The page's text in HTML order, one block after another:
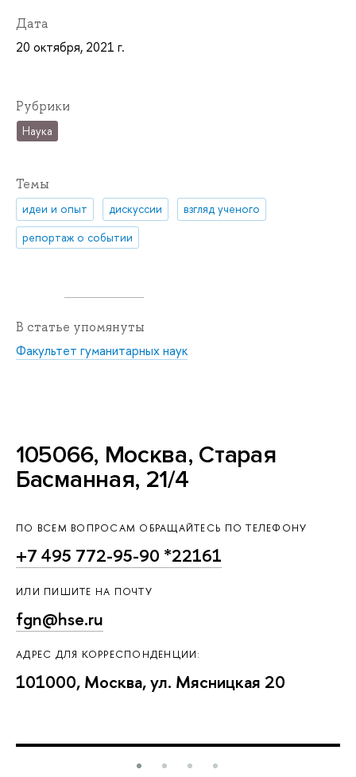
Дата
20 октября, 2021 г.
Рубрики
Наука
Темы
идеи и опыт дискуссии
взгляд ученого
репортаж о событии
В статье упомянуты
Факультет гуманитарных наук
105066, Москва, Старая
Басманная, 21/4
ПО ВСЕМ ВОПРОСАМ ОБРАЩАЙТЕСЬ ПО ТЕЛЕФОНУ
+7 495 772-95-90 *22161
ИЛИ ПИШИТЕ НА ПОЧТУ
fgn@hse.ru
АДРЕС ДЛЯ КОРРЕСПОНДЕНЦИИ:
101000, Москва, ул. Мясницкая 20